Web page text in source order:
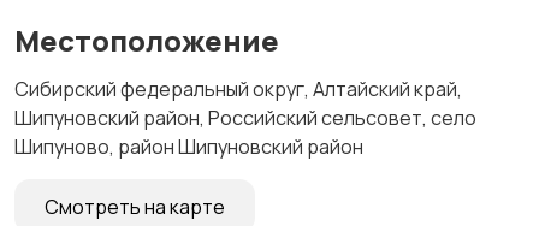
Местоположение
Сибирский федеральный округ, Алтайский край,
Шипуновский район, Российский сельсовет, село
Шипуново, район Шипуновский район
Смотреть на карте